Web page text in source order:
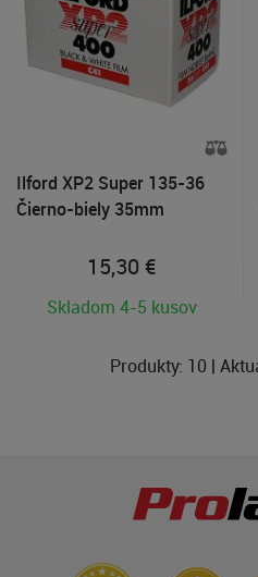
Ilford XP2 Super 135-36
Čierno-biely 35mm
15,30 €
Skladom 4-5 kusov
Produkty: 10 |